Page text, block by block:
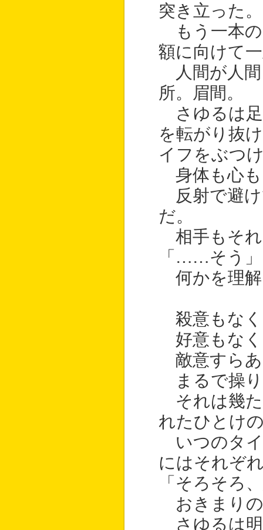
突き立った。
もう一本の
額に向けて
人間が人間
所。眉間。
さゆるは足
を転がり抜
イフをぶつ
身体も心も
反射で避け
だ。
相手もそれ
「……そう」
何かを理解
殺意もな
好意もな
敵意すら
まるで操り
それは幾た
れたひとけ
いつのタイ
にはそれぞ
「そろそろ
おきまりの
さゆるは明